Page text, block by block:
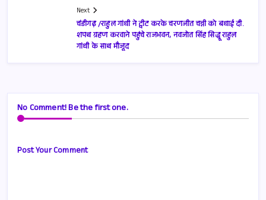
Next
चंडीगढ़ /राहुल गांधी ने ट्वीट करके चरणजीत चन्नी को बधाई दी.
शपथ ग्रहण करवाने पहुंचे राजभवन, नवजोत सिंह सिद्धू राहुल
गांधी के साथ मौजूद
No Comment! Be the first one.
Post Your Comment